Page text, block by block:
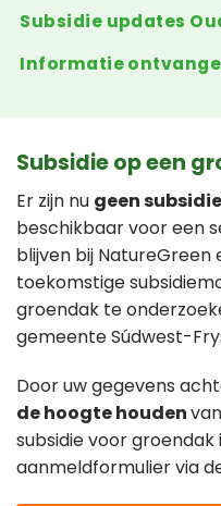
Subsidie updates
Informatie
Subsidie op een
Er zijn nu geen
beschikbaar voor een
blijven bij
toekomstige
groendak te
gemeente Súdwest-
Door uw gegevens
de hoogte houden
subsidie voor groendak
aanmeldformulier via